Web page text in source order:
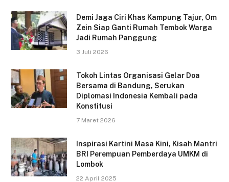
Demi Jaga Ciri Khas Kampung Tajur, Om
Zein Siap Ganti Rumah Tembok Warga
Jadi Rumah Panggung
3 Juli 2026
Tokoh Lintas Organisasi Gelar Doa
Bersama di Bandung, Serukan
Diplomasi Indonesia Kembali pada
Konstitusi
7 Maret 2026
Inspirasi Kartini Masa Kini, Kisah Mantri
BRI Perempuan Pemberdaya UMKM di
Lombok
22 April 2025